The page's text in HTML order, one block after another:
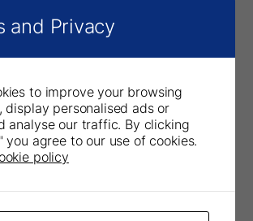
Väsby, Sweden
produits
and Privacy
to improve your browsing
display personalised ads or
analyse our traffic. By clicking
you agree to our use of cookies.
policy